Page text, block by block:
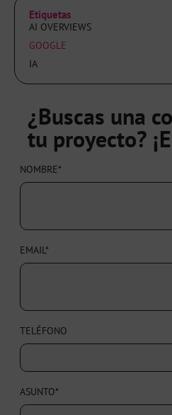
Etiquetas
AI OVERVIEWS
GOOGLE
IA
¿Buscas una
tu proyecto?
NOMBRE*
EMAIL*
TELÉFONO
ASUNTO*